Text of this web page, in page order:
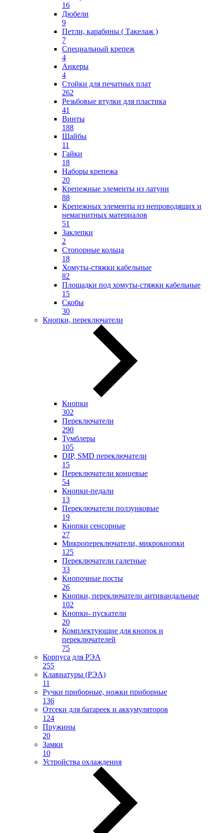
16
Дюбели
9
Петли, карабины ( Такелаж )
7
Специальный крепеж
4
Анкеры
4
Стойки для печатных плат
262
Резьбовые втулки для пластика
41
Винты
188
Шайбы
11
Гайки
18
Наборы крепежа
20
Крепежные элементы из латуни
88
Крепежных элементы из непроводящих и
немагнитных материалов
51
Заклепки
2
Стопорные кольца
18
Хомуты-стяжки кабельные
82
Площадки под хомуты-стяжки кабельные
15
Скобы
30
Кнопки, переключатели
Кнопки
302
Переключатели
290
Тумблеры
105
DIP, SMD переключатели
15
Переключатели концевые
54
Кнопки-педали
13
Переключатели ползунковые
19
Кнопки сенсорные
27
Микропереключатели, микрокнопки
125
Переключатели галетные
33
Кнопочные посты
26
Кнопки, переключатели антивандальные
102
Кнопки- пускатели
20
Комплектующие для кнопок и
переключателей
75
Корпуса для РЭА
255
Клавиатуры (РЭА)
11
Ручки приборные, ножки приборные
136
Отсеки для батареек и аккумуляторов
124
Пружины
20
Замки
10
Устройства охлаждения